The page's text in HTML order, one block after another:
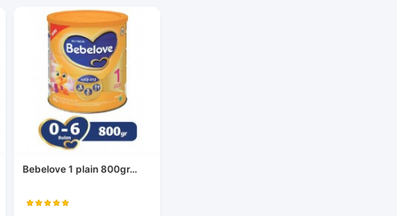
Bebelove 1 plain 800gr...